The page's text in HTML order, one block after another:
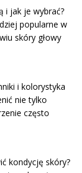
i jak je wybrać?
popularne w
skóry głowy
i kolorystyka
nie tylko
często
kondycję skóry?